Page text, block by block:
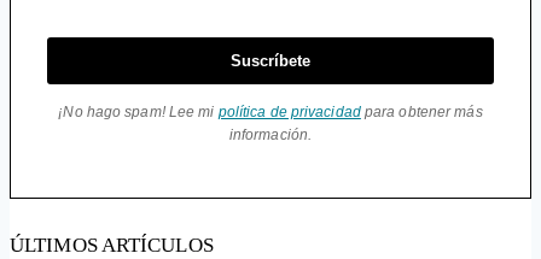
Suscríbete
¡No hago spam! Lee mi política de privacidadpara obtener más
información.
ÚLTIMOS ARTÍCULOS